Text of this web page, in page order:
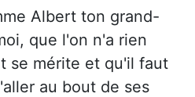
Albert ton grand-
que l'on n'a rien
se mérite et qu'il faut
au bout de ses